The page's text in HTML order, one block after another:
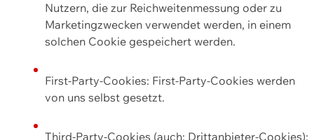
Nutzern, die zur Reichweitenmessung oder zu
Marketingzwecken verwendet werden, in einem
solchen Cookie gespeichert werden.
First-Party-Cookies: First-Party-Cookies werden
von uns selbst gesetzt.
Third-Party-Cookies (auch: Drittanbieter-Cookies):